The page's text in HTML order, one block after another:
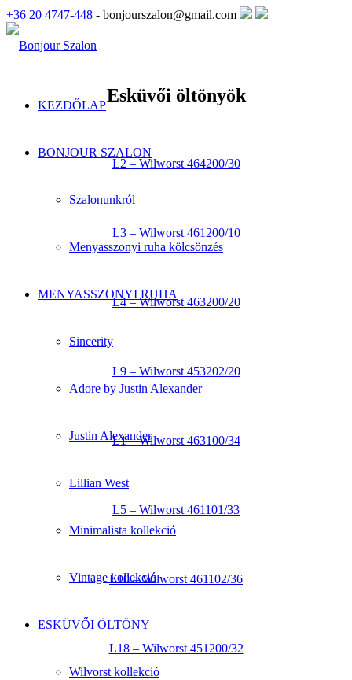
+36 20 4747-448 - bonjourszalon@gmail.com
KEZDŐLAP
BONJOUR SZALON
Szalonunkról
Menyasszonyi ruha kölcsönzés
MENYASSZONYI RUHA
Sincerity
Adore by Justin Alexander
Justin Alexander
Lillian West
Minimalista kollekció
Vintage kollekció
ESKÜVŐI ÖLTÖNY
Wilvorst kollekció
Esküvői öltönyök
L2 – Wilworst 464200/30
L3 – Wilworst 461200/10
L4 – Wilworst 463200/20
L9 – Wilworst 453202/20
L1 – Wilworst 463100/34
L5 – Wilworst 461101/33
L10 – Wilworst 461102/36
L18 – Wilworst 451200/32